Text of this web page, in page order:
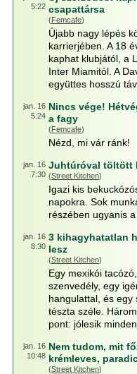
5:22 csapattársa
(Femcafe)
Újabb nagy lépés
karrierjében. A 18
kaphat klubjától, a
Inter Miamitól. A
együttes hosszú
jan. 16
5:24
Nincs vége!
a fagy
(Femcafe)
Nézd, mi vár ránk!
jan. 16
7:30
Juhtúróval töltött
(Street Kitchen)
Igazi kis
napokra. Sok
részében ugyanis
jan. 16
8:30
3 kihagyhatatlan
lesz
(Street Kitchen)
Egy mexikói
szenvedély, egy
hangulattal, és egy
tészta széle.
pont: jólesik
jan. 16
10:48
Nem tudom, mit
krémleves,
(Street Kitchen)